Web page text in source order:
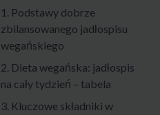
1. Podstawy dobrze
zbilansowanego jadłospisu
wegańskiego
2. Dieta wegańska: jadłospis
na cały tydzień – tabela
3. Kluczowe składniki w